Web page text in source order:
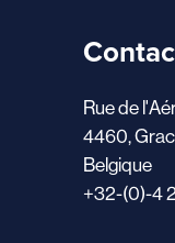
Rue de
4460,
Belgique
+32-(0)-4